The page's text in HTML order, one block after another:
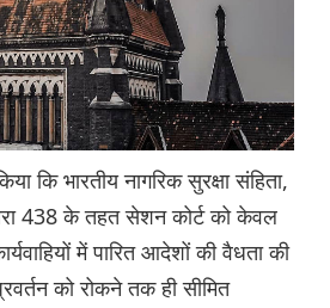
कि भारतीय नागरिक सुरक्षा संहिता,
438 के तहत सेशन कोर्ट को केवल
में पारित आदेशों की वैधता की
को रोकने तक ही सीमित